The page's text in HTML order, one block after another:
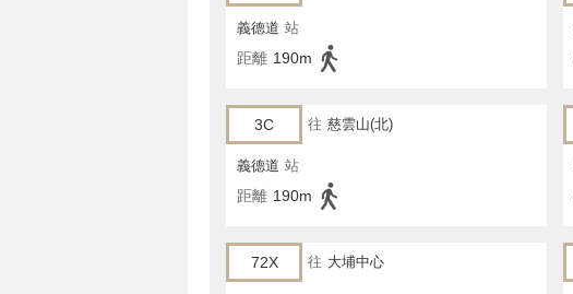
義德道 站
距離 190m
3C 往 慈雲山(北)
義德道 站
距離 190m
72X 往 大埔中心